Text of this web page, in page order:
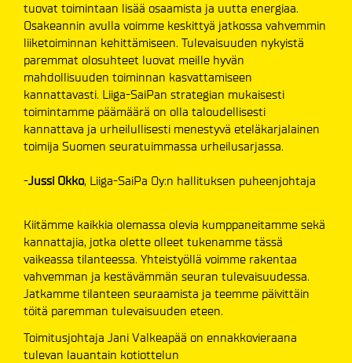
tuovat toimintaan lisää osaamista ja uutta energiaa.
Osakeannin avulla voimme keskittyä jatkossa vahvemmin
liiketoiminnan kehittämiseen. Tulevaisuuden nykyistä
paremmat olosuhteet luovat meille hyvän
mahdollisuuden toiminnan kasvattamiseen
kannattavasti. Liiga-SaiPan strategian mukaisesti
toimintamme päämäärä on olla taloudellisesti
kannattava ja urheilullisesti menestyvä eteläkarjalainen
toimija Suomen seuratuimmassa urheilusarjassa.
-Jussi Okko, Liiga-SaiPa Oy:n hallituksen puheenjohtaja
Kiitämme kaikkia olemassa olevia kumppaneitamme sekä
kannattajia, jotka olette olleet tukenamme tässä
vaikeassa tilanteessa. Yhteistyöllä voimme rakentaa
vahvemman ja kestävämmän seuran tulevaisuudessa.
Jatkamme tilanteen seuraamista ja teemme päivittäin
töitä paremman tulevaisuuden eteen.
Toimitusjohtaja Jani Valkeapää on ennakkovieraana
tulevan lauantain kotiottelun